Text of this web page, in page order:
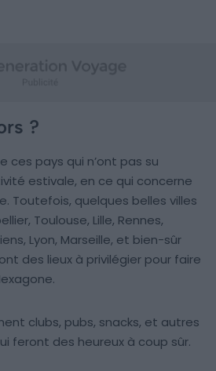
?
ces pays qui n’ont pas su
estivale, en ce qui concerne
Toutefois, quelques belles villes
Toulouse, Lille, Rennes,
Lyon, Marseille, et bien-sûr
des lieux à privilégier pour faire
clubs, pubs, snacks, et autres
feront des heureux à coup sûr.